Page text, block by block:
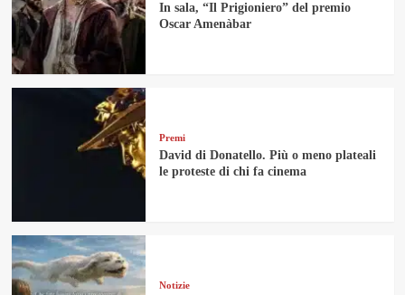
In sala, “Il Prigioniero” del premio
Oscar Amenàbar
Premi
David di Donatello. Più o meno plateali
le proteste di chi fa cinema
Notizie